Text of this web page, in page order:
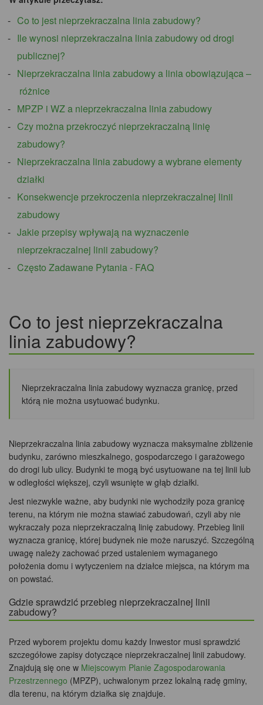
Co to jest nieprzekraczalna linia zabudowy?
Ile wynosi nieprzekraczalna linia zabudowy od drogi
publicznej?
Nieprzekraczalna linia zabudowy a linia obowiązująca –
różnice
MPZP i WZ a nieprzekraczalna linia zabudowy
Czy można przekroczyć nieprzekraczalną linię
zabudowy?
Nieprzekraczalna linia zabudowy a wybrane elementy
działki
Konsekwencje przekroczenia nieprzekraczalnej linii
zabudowy
Jakie przepisy wpływają na wyznaczenie
nieprzekraczalnej linii zabudowy?
Często Zadawane Pytania - FAQ
Co to jest nieprzekraczalna
linia zabudowy?
Nieprzekraczalna linia zabudowy wyznacza granicę, przed
którą nie można usytuować budynku.
Nieprzekraczalna linia zabudowy wyznacza maksymalne zbliżenie
budynku, zarówno mieszkalnego, gospodarczego i garażowego
do drogi lub ulicy. Budynki te mogą być usytuowane na tej linii lub
w odległości większej, czyli wsunięte w głąb działki.
Jest niezwykle ważne, aby budynki nie wychodziły poza granicę
terenu, na którym nie można stawiać zabudowań, czyli aby nie
wykraczały poza nieprzekraczalną linię zabudowy. Przebieg linii
wyznacza granicę, której budynek nie może naruszyć. Szczególną
uwagę należy zachować przed ustaleniem wymaganego
położenia domu i wytyczeniem na działce miejsca, na którym ma
on powstać.
Gdzie sprawdzić przebieg nieprzekraczalnej linii
zabudowy?
Przed wyborem projektu domu każdy Inwestor musi sprawdzić
szczegółowe zapisy dotyczące nieprzekraczalnej linii zabudowy.
Znajdują się one w Miejscowym Planie Zagospodarowania
Przestrzennego (MPZP), uchwalonym przez lokalną radę gminy,
dla terenu, na którym działka się znajduje.